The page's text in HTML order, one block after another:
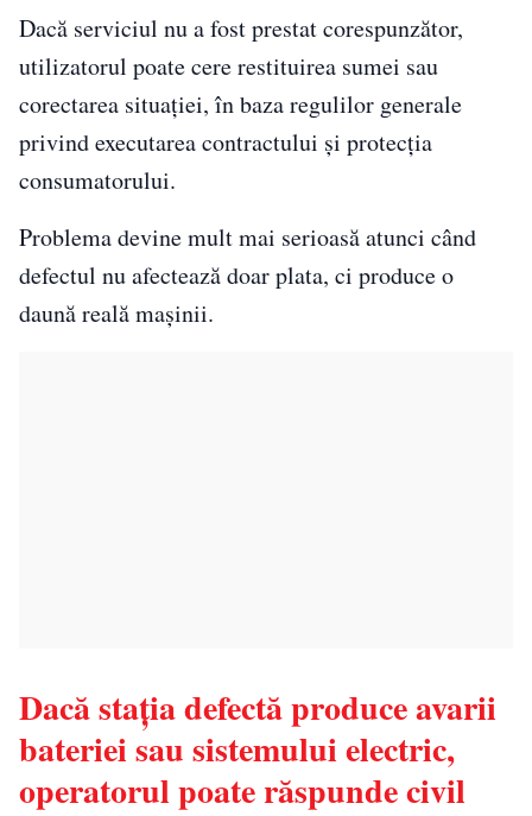
Dacă serviciul nu a fost prestat corespunzător,
utilizatorul poate cere restituirea sumei sau
corectarea situației, în baza regulilor generale
privind executarea contractului și protecția
consumatorului.
Problema devine mult mai serioasă atunci când
defectul nu afectează doar plata, ci produce o
daună reală mașinii.
Dacă stația defectă produce avarii
bateriei sau sistemului electric,
operatorul poate răspunde civil